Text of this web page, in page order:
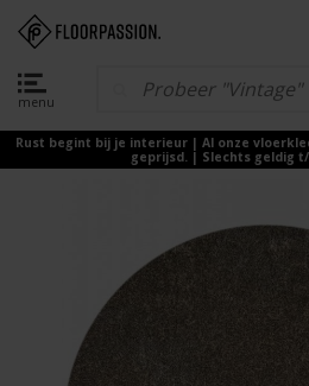
menu
Rust begint bij je interieur | Al onze
geprijsd. | Slechts geldig